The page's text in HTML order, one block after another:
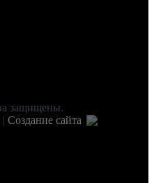
защищены.
| Создание сайта